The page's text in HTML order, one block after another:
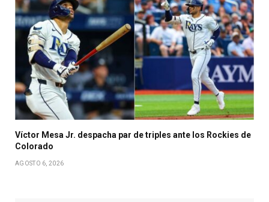
Víctor Mesa Jr. despacha par de triples ante los Rockies de
Colorado
AGOSTO 6, 2026